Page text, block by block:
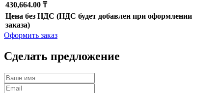
430,664.00 ₸
Цена без НДС (НДС будет добавлен при оформлении
заказа)
Оформить заказ
Сделать предложение